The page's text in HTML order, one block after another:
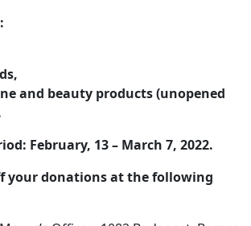
and beauty products (unopened
February, 13 – March 7, 2022.
your donations at the following